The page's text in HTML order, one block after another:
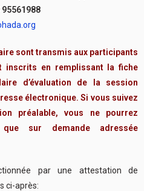
95561988
sont transmis aux participants
inscrits en remplissant la fiche
d’évaluation de la session
électronique. Si vous suivez
préalable, vous ne pourrez
sur demande adressée
par une attestation de
ci-après: